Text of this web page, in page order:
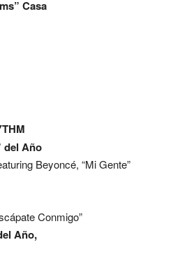
Casa
del Año
Beyoncé, “Mi Gente”
Conmigo”
Año,